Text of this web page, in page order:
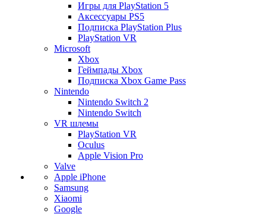
Игры для PlayStation 5
Аксессуары PS5
Подписка PlayStation Plus
PlayStation VR
Microsoft
Xbox
Геймпады Xbox
Подписка Xbox Game Pass
Nintendo
Nintendo Switch 2
Nintendo Switch
VR шлемы
PlayStation VR
Oculus
Apple Vision Pro
Valve
Apple iPhone
Samsung
Xiaomi
Google